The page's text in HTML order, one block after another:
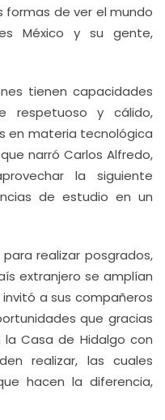
de ver el mundo
México y su gente,
tienen capacidades
respetuoso y cálido,
en materia tecnológica
narró Carlos Alfredo,
la siguiente
de estudio en un
realizar posgrados,
extranjero se amplían
a sus compañeros
que gracias
Casa de Hidalgo con
realizar, las cuales
hacen la diferencia,